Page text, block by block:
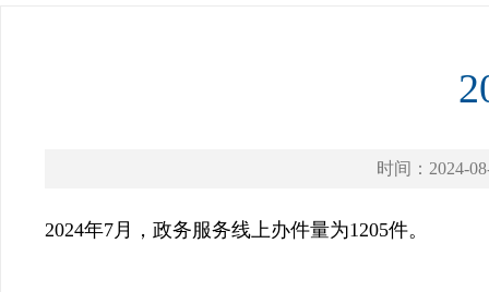
时间：2024-
2024年7月，政务服务线上办件量为1205件。